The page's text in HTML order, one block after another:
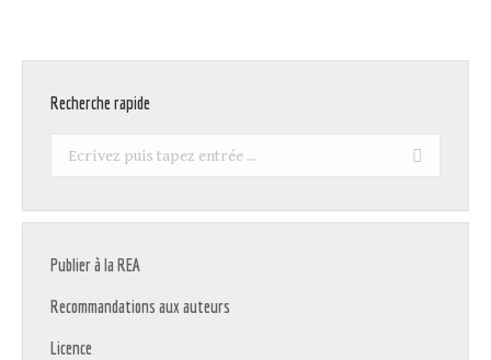
Recherche rapide
Recherche
Publier à la REA
Recommandations aux auteurs
Licence